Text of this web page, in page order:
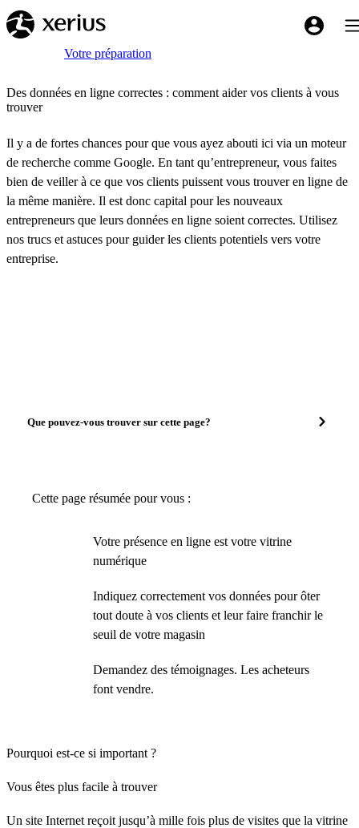
Sauter au contenu principal
My
Breadcrumb
AccueilVotre préparation
Des données en ligne correctes : comment aider vos clients à vous
trouver
Il y a de fortes chances pour que vous ayez abouti ici via un moteur
de recherche comme Google. En tant qu’entrepreneur, vous faites
bien de veiller à ce que vos clients puissent vous trouver en ligne de
la même manière. Il est donc capital pour les nouveaux
entrepreneurs que leurs données en ligne soient correctes. Utilisez
nos trucs et astuces pour guider les clients potentiels vers votre
entreprise.
Que pouvez-vous trouver sur cette page?
Cette page résumée pour vous :
Votre présence en ligne est votre vitrine
numérique
Indiquez correctement vos données pour ôter
tout doute à vos clients et leur faire franchir le
seuil de votre magasin
Demandez des témoignages. Les acheteurs
font vendre.
Pourquoi est-ce si important ?
Vous êtes plus facile à trouver
Un site Internet reçoit jusqu’à mille fois plus de visites que la vitrine